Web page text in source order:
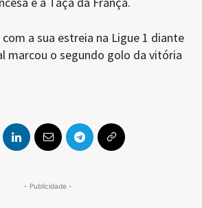
a sua estreia na Ligue 1 diante
marcou o segundo golo da vitória
- Publicidade -